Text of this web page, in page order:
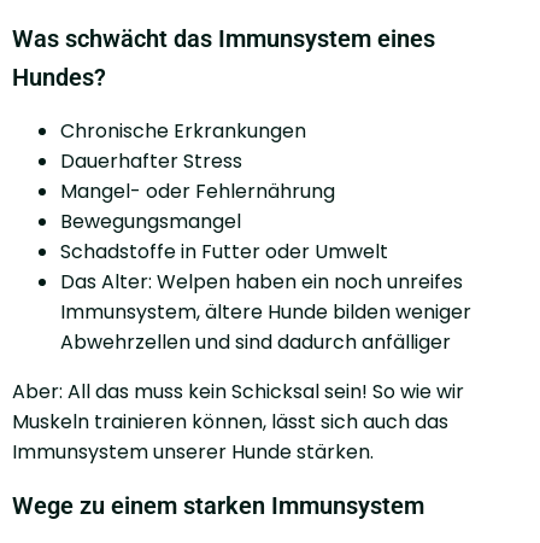
Was schwächt das Immunsystem eines
Hundes?
Chronische Erkrankungen
Dauerhafter Stress
Mangel- oder Fehlernährung
Bewegungsmangel
Schadstoffe in Futter oder Umwelt
Das Alter: Welpen haben ein noch unreifes
Immunsystem, ältere Hunde bilden weniger
Abwehrzellen und sind dadurch anfälliger
Aber: All das muss kein Schicksal sein! So wie wir
Muskeln trainieren können, lässt sich auch das
Immunsystem unserer Hunde stärken.
Wege zu einem starken Immunsystem